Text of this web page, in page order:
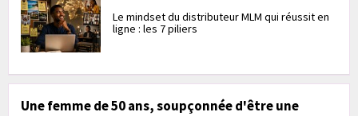
Le mindset du distributeur MLM qui réussit en
ligne : les 7 piliers
Une femme de 50 ans, soupçonnée d'être une